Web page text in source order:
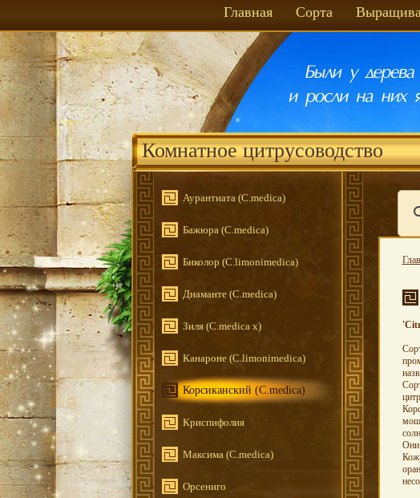
Главная Сорта
Комнатное цитрусоводство
Аурантиата (C.medica)
Бажюра (С.medica)
Биколор (C.limonimedica)
Диаманте (C.medica)
Зиля (C.medica x)
Канароне (С.limonimedica)
Корсиканский (C.medica)
Криспифолия
Максима (C.medica)
Орсениго
Они